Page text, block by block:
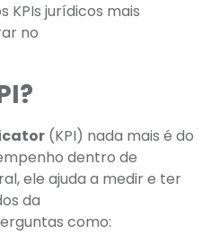
KPIs jurídicos mais
no
(KPI) nada mais é do
dentro de
ele ajuda a medir e ter
da
como: